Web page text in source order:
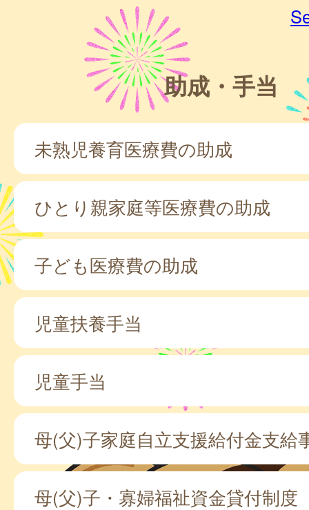
助成・手当
未熟児養育医療費の助成
ひとり親家庭等医療費の助成
子ども医療費の助成
児童扶養手当
児童手当
母(父)子家庭自立支援給付金支給
母(父)子・寡婦福祉資金貸付制度